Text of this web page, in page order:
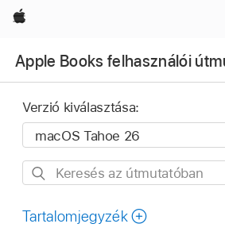
Apple
Apple Books felhasználói
Verzió kiválasztása:
Keresés
útmutatóban
Tartalomjegyzék